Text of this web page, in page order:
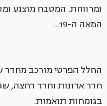
ומרווחת. המטבח מוצנע
המאה ה-19...
החלל הפרטי מורכב מחדר
חדר ארונות וחדר רחצה,
בגומחות תואמות.